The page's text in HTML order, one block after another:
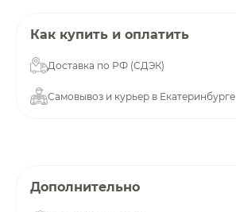
Как купить и оплатить
Доставка по РФ (СДЭК)
Самовывоз и курьер в Екатеринбурге
Дополнительно
Подробнее
об оплате Плайтом
8 800 302-02-51